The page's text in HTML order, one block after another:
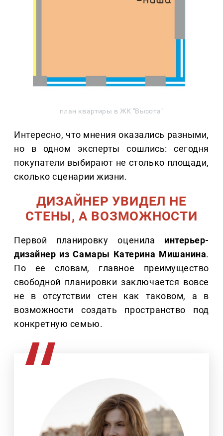
план квартиры в ЖК "Высота"
Интересно, что мнения оказались разными,
но в одном эксперты сошлись: сегодня
покупатели выбирают не столько площади,
сколько сценарии жизни.
ДИЗАЙНЕР УВИДЕЛ НЕ
СТЕНЫ, А ВОЗМОЖНОСТИ
Первой планировку оценила интерьер-
дизайнер из Самары Катерина Мишанина.
По ее словам, главное преимущество
свободной планировки заключается вовсе
не в отсутствии стен как таковом, а в
возможности создать пространство под
конкретную семью.